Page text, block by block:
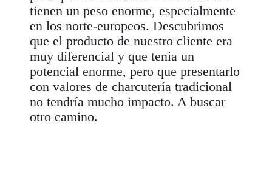
tienen un peso enorme, especialmente
en los norte-europeos. Descubrimos
que el producto de nuestro cliente era
muy diferencial y que tenia un
potencial enorme, pero que presentarlo
con valores de charcutería tradicional
no tendría mucho impacto. A buscar
otro camino.